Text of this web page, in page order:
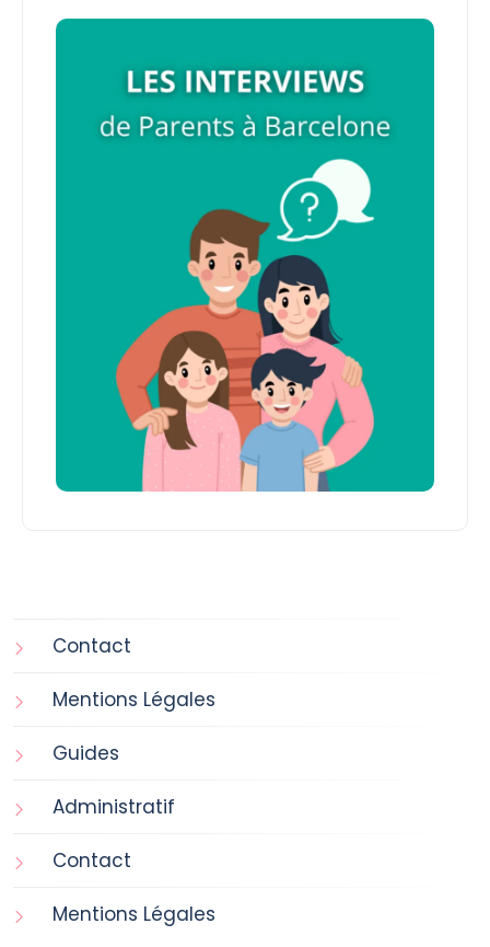
Contact
Mentions Légales
Guides
Administratif
Contact
Mentions Légales